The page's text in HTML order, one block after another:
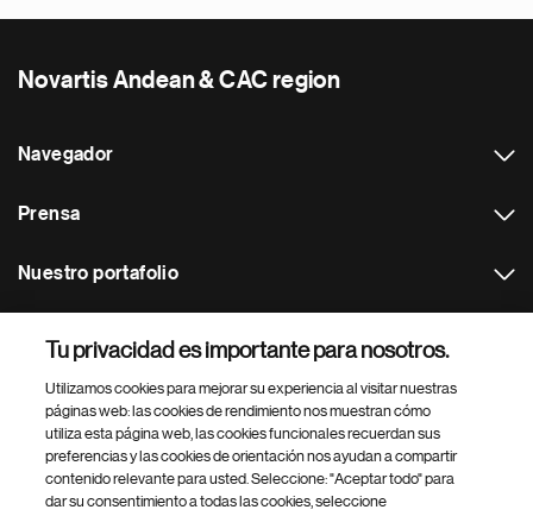
Novartis Andean & CAC region
Navegador
Prensa
Nuestro portafolio
Footer Site Search
Tu privacidad es importante para nosotros.
Utilizamos cookies para mejorar su experiencia al visitar nuestras
páginas web: las cookies de rendimiento nos muestran cómo
utiliza esta página web, las cookies funcionales recuerdan sus
preferencias y las cookies de orientación nos ayudan a compartir
contenido relevante para usted. Seleccione: "Aceptar todo" para
dar su consentimiento a todas las cookies, seleccione